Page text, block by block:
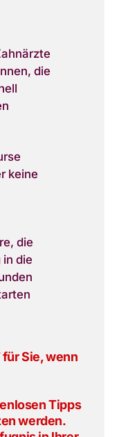
die
keine
die
in die
Sie, wenn
Tipps
werden.